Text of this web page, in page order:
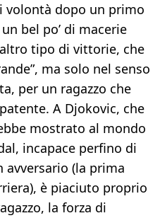
volontà dopo un primo
bel po’ di macerie
tipo di vittorie, che
ma solo nel senso
per un ragazzo che
A Djokovic, che
mostrato al mondo
incapace perfino di
(la prima
è piaciuto proprio
la forza di